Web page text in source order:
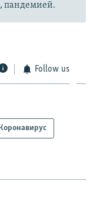
пандемией.
Follow us